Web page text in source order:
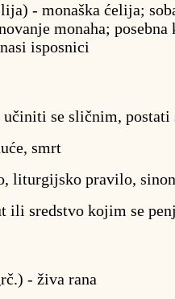
- monaška ćelija;
monaha;
isposnici
učiniti se sličnim, postati
smrt
liturgijsko pravilo,
ili sredstvo kojim se
- živa rana